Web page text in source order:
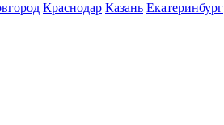
Краснодар Казань Екатеринбург